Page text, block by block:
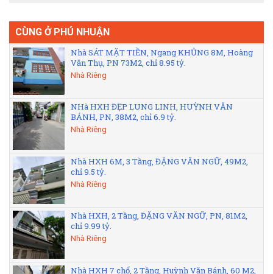
CÙNG Ở PHÚ NHUẬN
Nhà SÁT MẶT TIỀN, Ngang KHỦNG 8M, Hoàng
Văn Thụ, PN 73M2, chỉ 8.95 tỷ.
Nhà Riêng
NHà HXH ĐẸP LUNG LINH, HUỲNH VĂN
BÁNH, PN, 38M2, chỉ 6.9 tỷ.
Nhà Riêng
Nhà HXH 6M, 3 Tầng, ĐẶNG VĂN NGỮ, 49M2,
chỉ 9.5 tỷ.
Nhà Riêng
Nhà HXH, 2 Tầng, ĐẶNG VĂN NGỮ, PN, 81M2,
chỉ 9.99 tỷ.
Nhà Riêng
Nhà HXH 7 chổ, 2 Tầng, Huỳnh Văn Bánh, 60 M2,